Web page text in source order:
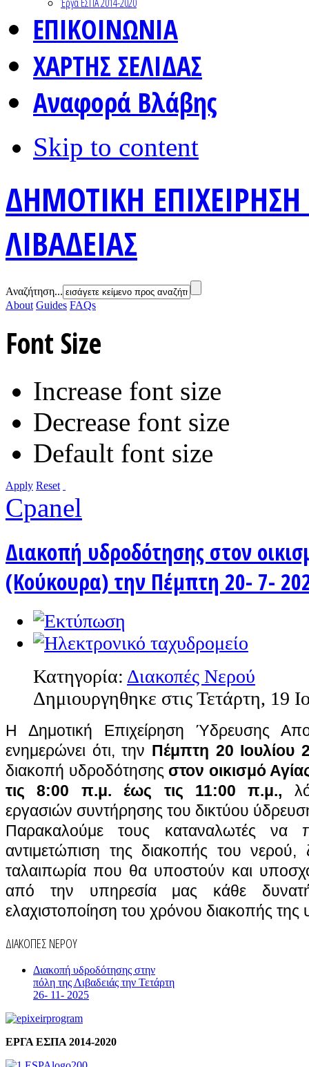
ΕΠΙΚΟΙΝΩΝΙΑ
ΧΑΡΤΗΣ ΣΕΛΙΔΑΣ
Αναφορά Βλάβης
Skip to content
ΔΗΜΟΤΙΚΗ
ΛΙΒΑΔΕΙΑΣ
Αναζήτηση...
About Guides FAQs
Font Size
Increase font size
Decrease font size
Default font size
Apply Reset
Cpanel
Διακοπή υδροδότησης στον
(Κούκουρα) την Πέμπτη 20- 7-
Κατηγορία: Διακοπές Νερού
Δημιουργηθηκε στις Τετάρτη, 19
Η Δημοτική Επιχείρηση Ύδρευσης
ενημερώνει ότι, την Πέμπτη 20 Ιουλίου
διακοπή υδροδότησης στον οικισμό
τις 8:00 π.μ. έως τις 11:00 π.μ.,
εργασιών συντήρησης του δικτύου
Παρακαλούμε τους καταναλωτές να
αντιμετώπιση της διακοπής του
ταλαιπωρία που θα υποστούν και
από την υπηρεσία μας κάθε
ελαχιστοποίηση του χρόνου διακοπής της
ΔΙΑΚΟΠΕΣ ΝΕΡΟΥ
Διακοπή υδροδότησης στην
πόλη της Λιβαδειάς την Τετάρτη
26- 11- 2025
ΕΡΓΑ ΕΣΠΑ 2014-2020